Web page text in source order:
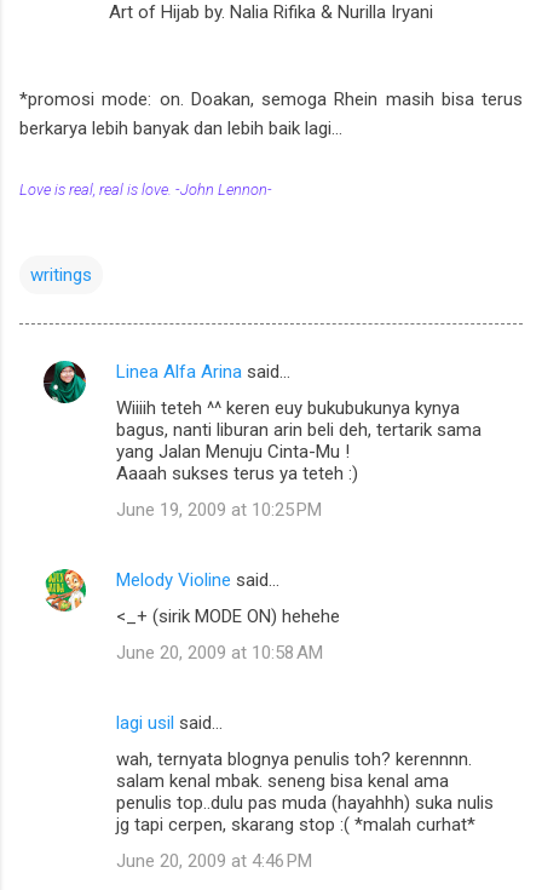
Art of Hijab by. Nalia Rifika & Nurilla Iryani
*promosi mode: on. Doakan, semoga Rhein masih bisa terus
berkarya lebih banyak dan lebih baik lagi...
Love is real, real is love. -John Lennon-
writings
C
t
Linea Alfa Arina said…
Wiiiih teteh ^^ keren euy bukubukunya kynya
bagus, nanti liburan arin beli deh, tertarik sama
yang Jalan Menuju Cinta-Mu !
Aaaah sukses terus ya teteh :)
June 19, 2009 at 10:25 PM
Melody Violine said…
<_+ (sirik MODE ON) hehehe
June 20, 2009 at 10:58 AM
lagi usil said…
wah, ternyata blognya penulis toh? kerennnn.
salam kenal mbak. seneng bisa kenal ama
penulis top..dulu pas muda (hayahhh) suka nulis
jg tapi cerpen, skarang stop :( *malah curhat*
June 20, 2009 at 4:46 PM